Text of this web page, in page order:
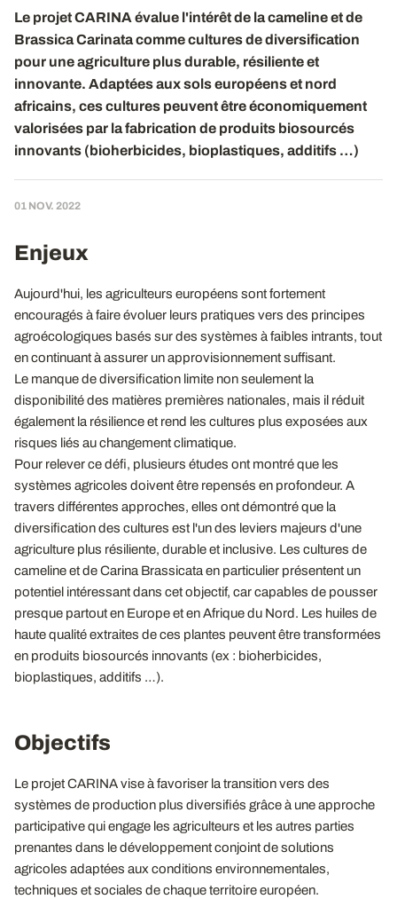
Le projet CARINA évalue l'intérêt de la cameline et de
Brassica Carinata comme cultures de diversification
pour une agriculture plus durable, résiliente et
innovante. Adaptées aux sols européens et nord
africains, ces cultures peuvent être économiquement
valorisées par la fabrication de produits biosourcés
innovants (bioherbicides, bioplastiques, additifs …)
01 NOV. 2022
Enjeux
Aujourd'hui, les agriculteurs européens sont fortement
encouragés à faire évoluer leurs pratiques vers des principes
agroécologiques basés sur des systèmes à faibles intrants, tout
en continuant à assurer un approvisionnement suffisant.
Le manque de diversification limite non seulement la
disponibilité des matières premières nationales, mais il réduit
également la résilience et rend les cultures plus exposées aux
risques liés au changement climatique.
Pour relever ce défi, plusieurs études ont montré que les
systèmes agricoles doivent être repensés en profondeur. A
travers différentes approches, elles ont démontré que la
diversification des cultures est l'un des leviers majeurs d'une
agriculture plus résiliente, durable et inclusive. Les cultures de
cameline et de Carina Brassicata en particulier présentent un
potentiel intéressant dans cet objectif, car capables de pousser
presque partout en Europe et en Afrique du Nord. Les huiles de
haute qualité extraites de ces plantes peuvent être transformées
en produits biosourcés innovants (ex : bioherbicides,
bioplastiques, additifs …).
Objectifs
Le projet CARINA vise à favoriser la transition vers des
systèmes de production plus diversifiés grâce à une approche
participative qui engage les agriculteurs et les autres parties
prenantes dans le développement conjoint de solutions
agricoles adaptées aux conditions environnementales,
techniques et sociales de chaque territoire européen.